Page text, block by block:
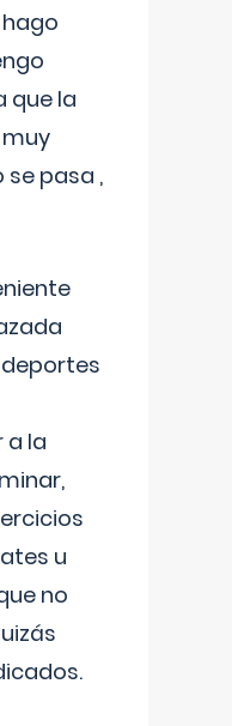
que la
se pasa ,
la
u
no